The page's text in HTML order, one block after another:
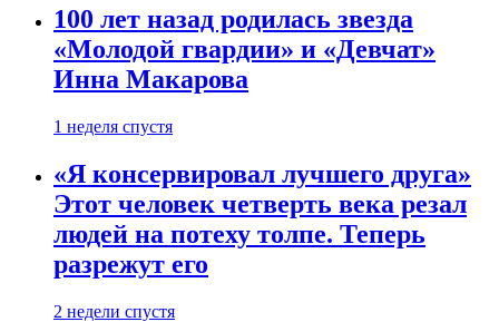
100 лет назад родилась звезда
«Молодой гвардии» и «Девчат»
Инна Макарова
1 неделя спустя
«Я консервировал лучшего друга»
Этот человек четверть века резал
людей на потеху толпе. Теперь
разрежут его
2 недели спустя